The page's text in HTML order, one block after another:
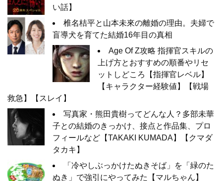
い話】
椎名桔平と山本未來の離婚の理由。夫婦で
盲導犬を育てた結婚16年目の真相
Age Of Z攻略 指揮官スキルの
上げ方とおすすめの順番やリセ
ットしどころ【指揮官レベル】
【キャラクター経験値】【戦場
救急】【スレイ】
写真家・熊田貴樹ってどんな人？多部未華
子との結婚のきっかけ、接点と作品集、プロ
フィールなど【TAKAKI KUMADA】【クマダ
タカキ】
「冷やしぶっかけたぬきそば」を「緑のた
ぬき」で強引にやってみた【マルちゃん】